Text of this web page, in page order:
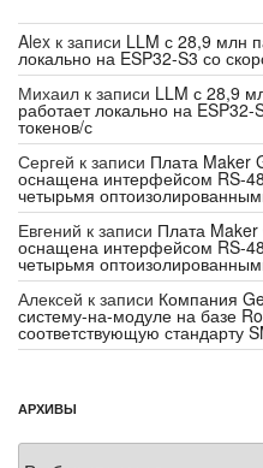
Alex к записи LLM с 28,9 млн
локально на ESP32-S3 со
Михаил к записи LLM с 28,9
работает локально на ESP32-
токенов/с
Сергей к записи Плата Maker
оснащена интерфейсом RS-
четырьмя
Евгений к записи Плата
оснащена интерфейсом RS-
четырьмя
Алексей к записи Компания
систему-на-модуле на базе
соответствующую стандарту
АРХИВЫ
Архивы